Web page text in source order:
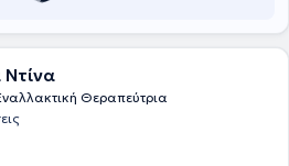
Θεραπεύτρια